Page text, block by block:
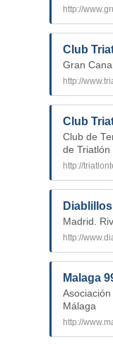
http://
Club
Gran
http://
Club
Club de
de Triatlón
http://
Madrid.
http://
Malaga
Málaga
http://